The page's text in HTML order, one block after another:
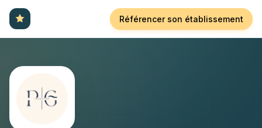
Référencer son établissement